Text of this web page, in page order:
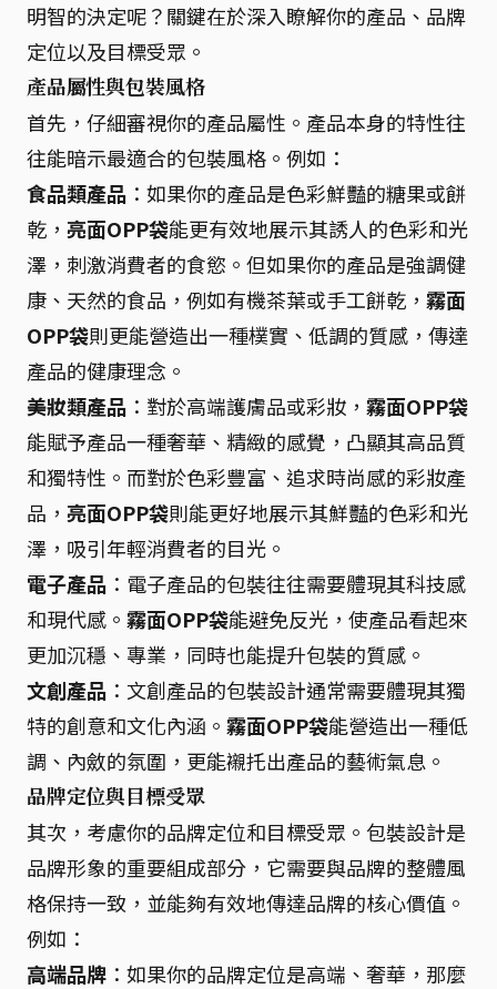
明智的決定呢？關鍵在於深入瞭解你的產品、品牌
定位以及目標受眾。
產品屬性與包裝風格
首先，仔細審視你的產品屬性。產品本身的特性往
往能暗示最適合的包裝風格。例如：
食品類產品 ：如果你的產品是色彩鮮豔的糖果或餅
乾， 亮面OPP袋能更有效地展示其誘人的色彩和光
澤，刺激消費者的食慾。但如果你的產品是強調健
康、天然的食品，例如有機茶葉或手工餅乾， 霧面
OPP袋則更能營造出一種樸實、低調的質感，傳達
產品的健康理念。
美妝類產品 ：對於高端護膚品或彩妝， 霧面OPP袋
能賦予產品一種奢華、精緻的感覺，凸顯其高品質
和獨特性。而對於色彩豐富、追求時尚感的彩妝產
品， 亮面OPP袋則能更好地展示其鮮豔的色彩和光
澤，吸引年輕消費者的目光。
電子產品 ：電子產品的包裝往往需要體現其科技感
和現代感。 霧面OPP袋能避免反光，使產品看起來
更加沉穩、專業，同時也能提升包裝的質感。
文創產品 ：文創產品的包裝設計通常需要體現其獨
特的創意和文化內涵。 霧面OPP袋能營造出一種低
調、內斂的氛圍，更能襯托出產品的藝術氣息。
品牌定位與目標受眾
其次，考慮你的品牌定位和目標受眾。包裝設計是
品牌形象的重要組成部分，它需要與品牌的整體風
格保持一致，並能夠有效地傳達品牌的核心價值。
例如：
高端品牌 ：如果你的品牌定位是高端、奢華，那麼